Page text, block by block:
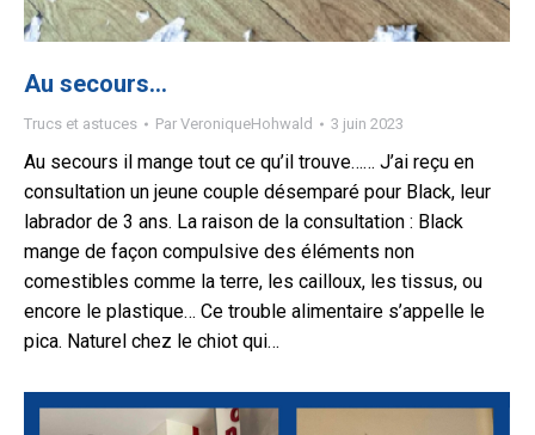
Au secours…
Trucs et astuces Par VeroniqueHohwald 3 juin 2023
Au secours il mange tout ce qu’il trouve…… J’ai reçu en
consultation un jeune couple désemparé pour Black, leur
labrador de 3 ans. La raison de la consultation : Black
mange de façon compulsive des éléments non
comestibles comme la terre, les cailloux, les tissus, ou
encore le plastique… Ce trouble alimentaire s’appelle le
pica. Naturel chez le chiot qui…